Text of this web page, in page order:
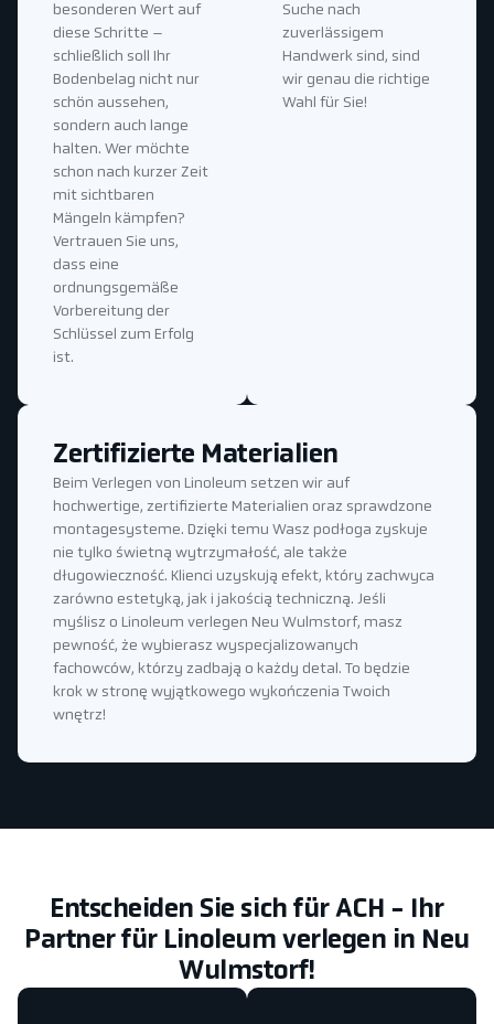
Suche nach
zuverlässigem
Handwerk sind, sind
wir genau die richtige
Wahl für Sie!
besonderen Wert auf
diese Schritte –
schließlich soll Ihr
Bodenbelag nicht nur
schön aussehen,
sondern auch lange
halten. Wer möchte
schon nach kurzer Zeit
mit sichtbaren
Mängeln kämpfen?
Vertrauen Sie uns,
dass eine
ordnungsgemäße
Vorbereitung der
Schlüssel zum Erfolg
ist.
Zertifizierte Materialien
Beim Verlegen von Linoleum setzen wir auf
hochwertige, zertifizierte Materialien oraz sprawdzone
montagesysteme. Dzięki temu Wasz podłoga zyskuje
nie tylko świetną wytrzymałość, ale także
długowieczność. Klienci uzyskują efekt, który zachwyca
zarówno estetyką, jak i jakością techniczną. Jeśli
myślisz o Linoleum verlegen Neu Wulmstorf, masz
pewność, że wybierasz wyspecjalizowanych
fachowców, którzy zadbają o każdy detal. To będzie
krok w stronę wyjątkowego wykończenia Twoich
wnętrz!
Entscheiden Sie sich für ACH - Ihr
Partner für Linoleum verlegen in Neu
Wulmstorf!